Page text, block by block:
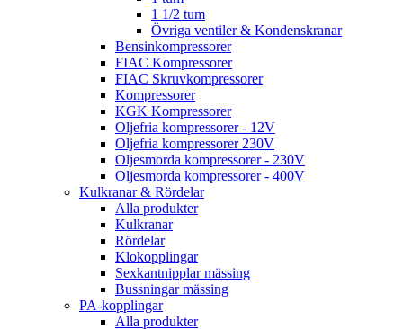
1 1/2 tum
Övriga ventiler & Kondenskranar
Bensinkompressorer
FIAC Kompressorer
FIAC Skruvkompressorer
Kompressorer
KGK Kompressorer
Oljefria kompressorer - 12V
Oljefria kompressorer 230V
Oljesmorda kompressorer - 230V
Oljesmorda kompressorer - 400V
Kulkranar & Rördelar
Alla produkter
Kulkranar
Rördelar
Klokopplingar
Sexkantnipplar mässing
Bussningar mässing
PA-kopplingar
Alla produkter